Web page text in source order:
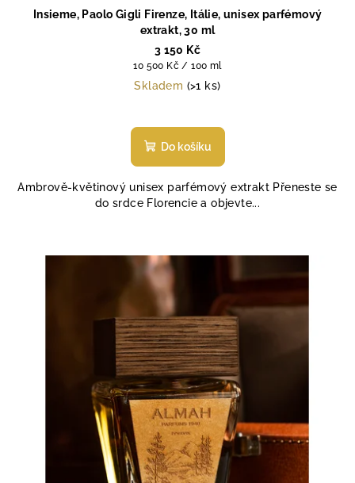
Insieme, Paolo Gigli Firenze, Itálie, unisex parfémový
extrakt, 30 ml
3 150 Kč
Měrná
cena:
10 500 Kč / 100 ml
Skladem (>1 ks)
hodnocení
produktu
z
5
Do košíku
Ambrově-květinový unisex parfémový extrakt Přeneste se
do srdce Florencie a objevte...